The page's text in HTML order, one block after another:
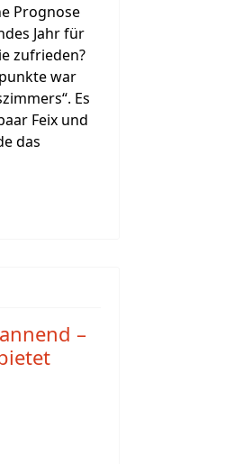
Prognose
Jahr für
zufrieden?
war
Es
Feix und
das
–